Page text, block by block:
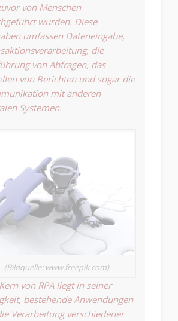
von Menschen
wurden. Diese
umfassen Dateneingabe,
die
von Abfragen, das
von Berichten und sogar die
mit anderen
Systemen.
(Bildquelle: www.freepik.com)
von RPA liegt in seiner
bestehende Anwendungen
Verarbeitung verschiedener